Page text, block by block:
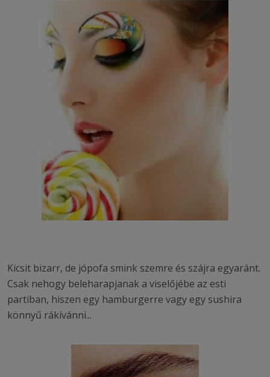
Kicsit bizarr, de jópofa smink szemre és szájra egyaránt.
Csak nehogy beleharapjanak a viselőjébe az esti
partiban, hiszen egy hamburgerre vagy egy sushira
könnyű rákívánni...